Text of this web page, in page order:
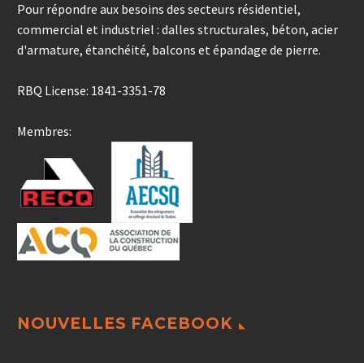
Pour répondre aux besoins des secteurs résidentiel,
commercial et industriel : dalles structurales, béton, acier
d'armature, étanchéité, balcons et épandage de pierre.
RBQ License: 1841-3351-78
Membres:
NOUVELLES FACEBOOK